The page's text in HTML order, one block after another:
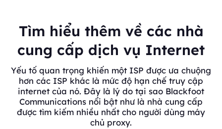
Tìm hiểu thêm về các nhà
cung cấp dịch vụ Internet
Yếu tố quan trọng khiến một ISP được ưa chuộng
hơn các ISP khác là mức độ hạn chế truy cập
internet của nó. Đây là lý do tại sao Blackfoot
Communications nổi bật như là nhà cung cấp
được tìm kiếm nhiều nhất cho người dùng máy
chủ proxy.